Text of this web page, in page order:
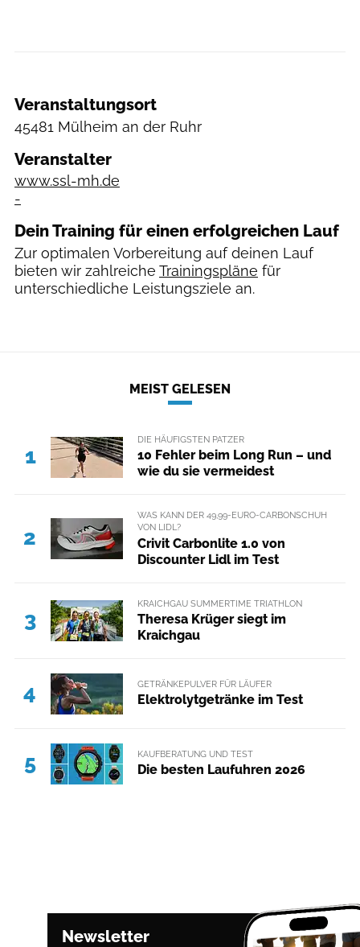
Veranstaltungsort
45481 Mülheim an der Ruhr
Veranstalter
www.ssl-mh.de
-
Dein Training für einen erfolgreichen Lauf
Zur optimalen Vorbereitung auf deinen Lauf
bieten wir zahlreiche Trainingspläne für
unterschiedliche Leistungsziele an.
MEIST GELESEN
1
DIE HÄUFIGSTEN PATZER
10 Fehler beim Long Run – und
wie du sie vermeidest
2
WAS KANN DER 49,99-EURO-CARBONSCHUH
VON LIDL?
Crivit Carbonlite 1.0 von
Discounter Lidl im Test
3
KRAICHGAU SUMMERTIME TRIATHLON
Theresa Krüger siegt im
Kraichgau
4 GETRÄNKEPULVER FÜR LÄUFER
Elektrolytgetränke im Test
5 KAUFBERATUNG UND TEST
Die besten Laufuhren 2026
Newsletter